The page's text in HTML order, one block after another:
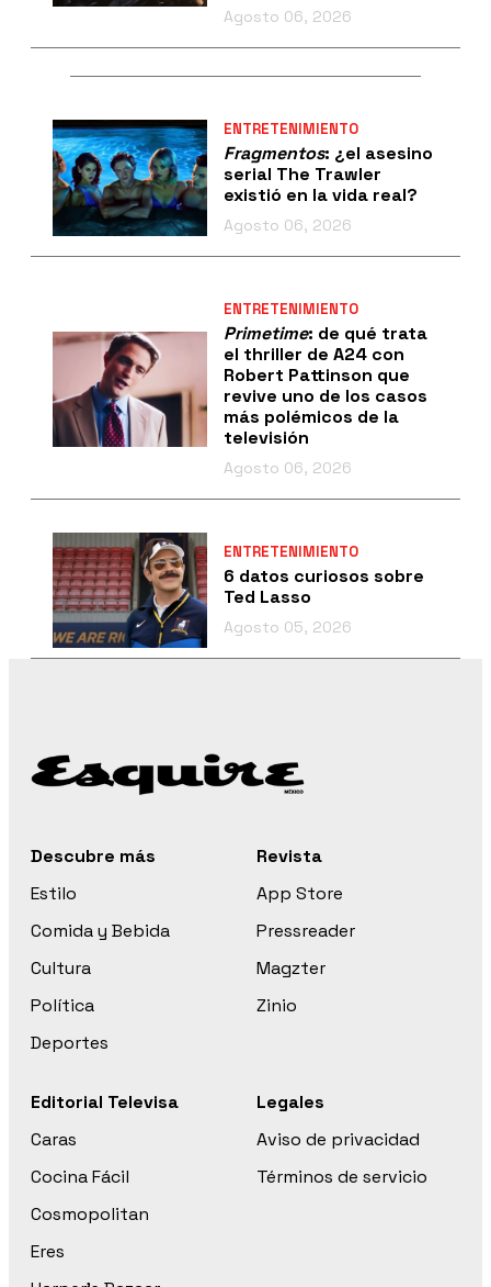
Agosto 06, 2026
ENTRETENIMIENTO
Fragmentos: ¿el asesino
serial The Trawler
existió en la vida real?
Agosto 06, 2026
ENTRETENIMIENTO
Primetime: de qué trata
el thriller de A24 con
Robert Pattinson que
revive uno de los casos
más polémicos de la
televisión
Agosto 06, 2026
ENTRETENIMIENTO
6 datos curiosos sobre
Ted Lasso
Agosto 05, 2026
Descubre más
Estilo
Comida y Bebida
Cultura
Política
Deportes
Revista
App Store
Pressreader
Magzter
Zinio
Editorial Televisa
Caras
Cocina Fácil
Cosmopolitan
Eres
Legales
Aviso de privacidad
Términos de servicio